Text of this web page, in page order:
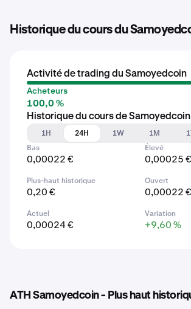
Historique du cours du
Activité de trading du Samoyedcoin
Acheteurs
100,0 %
Historique du cours de Samoyedcoin
1H
24H 1W 1M
Bas
0,00022 €
Élevé
0,00025 €
Plus-haut historique
0,20 €
Ouvert
0,00022 €
Actuel
0,00024 €
Variation
+9,60 %
ATH Samoyedcoin - Plus haut